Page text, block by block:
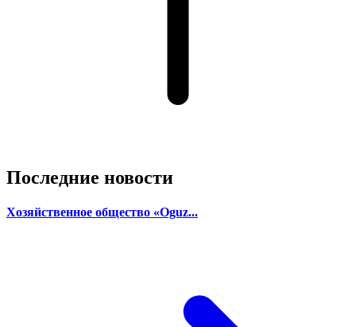
Последние новости
Хозяйственное общество «Oguz...